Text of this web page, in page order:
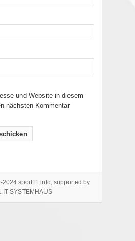
und Website in diesem
nächsten Kommentar
sport11.info, supported by
IT-SYSTEMHAUS